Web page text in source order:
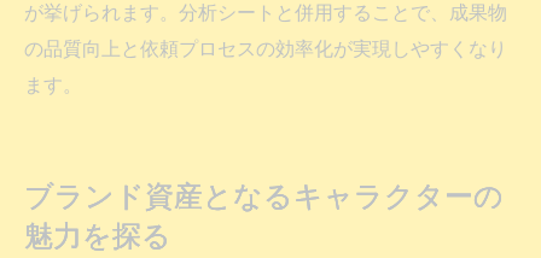
が挙げられます。分析シートと併用することで、成果物
の品質向上と依頼プロセスの効率化が実現しやすくなり
ます。
ブランド資産となるキャラクターの
魅力を探る